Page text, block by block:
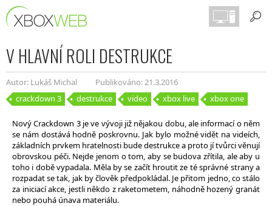
V HLAVNÍ ROLI DESTRUKCE
Autor: Lukáš Michal
Publikováno: 21.3.2016
crackdown 3
destrukce video xbox live xbox one
Nový Crackdown 3 je ve vývoji již nějakou dobu, ale informací o něm
se nám dostává hodně poskrovnu. Jak bylo možné vidět na videích,
základních prvkem hratelnosti bude destrukce a proto jí tvůrci věnují
obrovskou péči. Nejde jenom o tom, aby se budova zřítila, ale aby u
toho i době vypadala. Měla by se začít hroutit ze té správné strany a
rozpadat se tak, jak by člověk předpokládal. Je přitom jedno, co stálo
za iniciací akce, jestli někdo z raketometem, náhodně hozený granát
nebo pouhá únava materiálu.